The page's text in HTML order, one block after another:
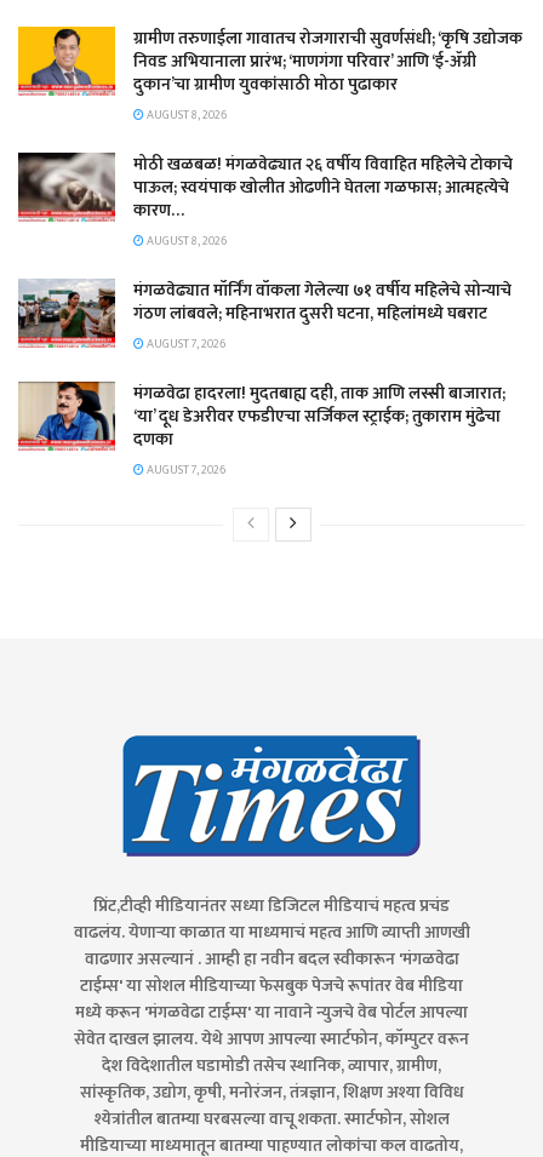
​ग्रामीण तरुणाईला गावातच रोजगाराची सुवर्णसंधी; ‘कृषि उद्योजक
निवड अभियानाला प्रारंभ; ‘माणगंगा परिवार’ आणि ‘ई-ॲग्री
दुकान’चा ग्रामीण युवकांसाठी मोठा पुढाकार
AUGUST 8, 2026
मोठी खळबळ! मंगळवेढ्यात २६ वर्षीय विवाहित महिलेचे टोकाचे
पाऊल; स्वयंपाक खोलीत ओढणीने घेतला गळफास; आत्महत्येचे
कारण…
AUGUST 8, 2026
मंगळवेढ्यात मॉर्निंग वॉकला गेलेल्या ७१ वर्षीय महिलेचे सोन्याचे
गंठण लांबवले; महिनाभरात दुसरी घटना, महिलांमध्ये घबराट
AUGUST 7, 2026
​मंगळवेढा हादरला! मुदतबाह्य दही, ताक आणि लस्सी बाजारात;
‘या’ दूध डेअरीवर एफडीएचा सर्जिकल स्ट्राईक; ​तुकाराम मुंढेचा
दणका
AUGUST 7, 2026
प्रिंट,टीव्ही मीडियानंतर सध्या डिजिटल मीडियाचं महत्व प्रचंड
वाढलंय. येणाऱ्या काळात या माध्यमाचं महत्व आणि व्याप्ती आणखी
वाढणार असल्यानं . आम्ही हा नवीन बदल स्वीकारून 'मंगळवेढा
टाईम्स' या सोशल मीडियाच्या फेसबुक पेजचे रूपांतर वेब मीडिया
मध्ये करून 'मंगळवेढा टाईम्स' या नावाने न्युजचे वेब पोर्टल आपल्या
सेवेत दाखल झालय. येथे आपण आपल्या स्मार्टफोन, कॉम्पुटर वरून
देश विदेशातील घडामोडी तसेच स्थानिक, व्यापार, ग्रामीण,
सांस्कृतिक, उद्योग, कृषी, मनोरंजन, तंत्रज्ञान, शिक्षण अश्या विविध
श्येत्रांतील बातम्या घरबसल्या वाचू शकता. स्मार्टफोन, सोशल
मीडियाच्या माध्यमातून बातम्या पाहण्यात लोकांचा कल वाढतोय,